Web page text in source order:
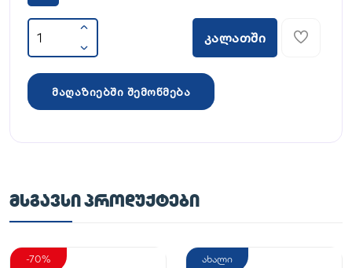
კალათში
მაღაზიებში შემოწმება
ᲛᲡᲒᲐᲕᲡᲘ ᲞᲠᲝᲓᲣᲥᲢᲔᲑᲘ
-70% ახალი